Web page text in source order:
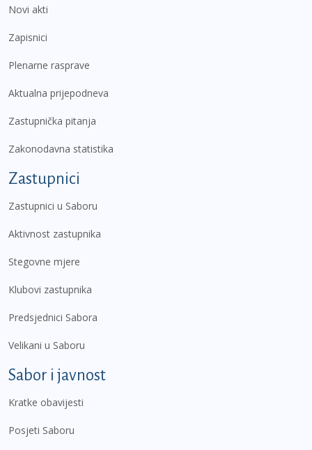
Novi akti
Zapisnici
Plenarne rasprave
Aktualna prijepodneva
Zastupnička pitanja
Zakonodavna statistika
Zastupnici
Zastupnici u Saboru
Aktivnost zastupnika
Stegovne mjere
Klubovi zastupnika
Predsjednici Sabora
Velikani u Saboru
Sabor i javnost
Kratke obavijesti
Posjeti Saboru